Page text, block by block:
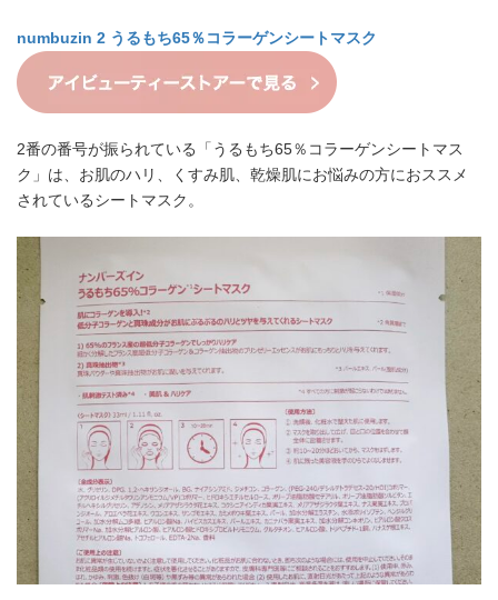
numbuzin 2 うるもち65％コラーゲンシートマスク
2番の番号が振られている「うるもち65％コラーゲンシートマス
ク」は、お肌のハリ、くすみ肌、乾燥肌にお悩みの方におススメ
されているシートマスク。